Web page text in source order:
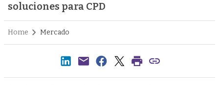
soluciones para CPD
Home Mercado